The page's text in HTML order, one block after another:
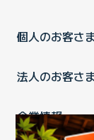
個人のお客さ
法人のお客さ
企業情報